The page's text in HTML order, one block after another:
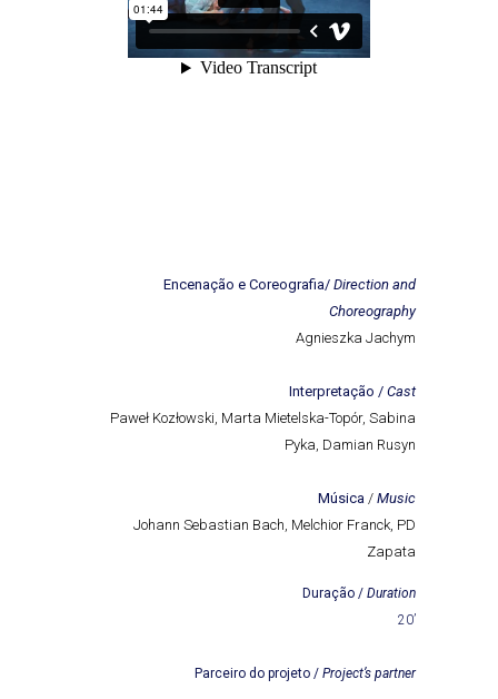
Encenação e Coreografia/ Direction and
Choreography
Agnieszka Jachym
Interpretação / Cast
Paweł Kozłowski, Marta Mietelska-Topór, Sabina
Pyka, Damian Rusyn
Música / Music
Johann Sebastian Bach, Melchior Franck, PD
Zapata
Duração / Duration
20’
Parceiro do projeto / Project’s partner